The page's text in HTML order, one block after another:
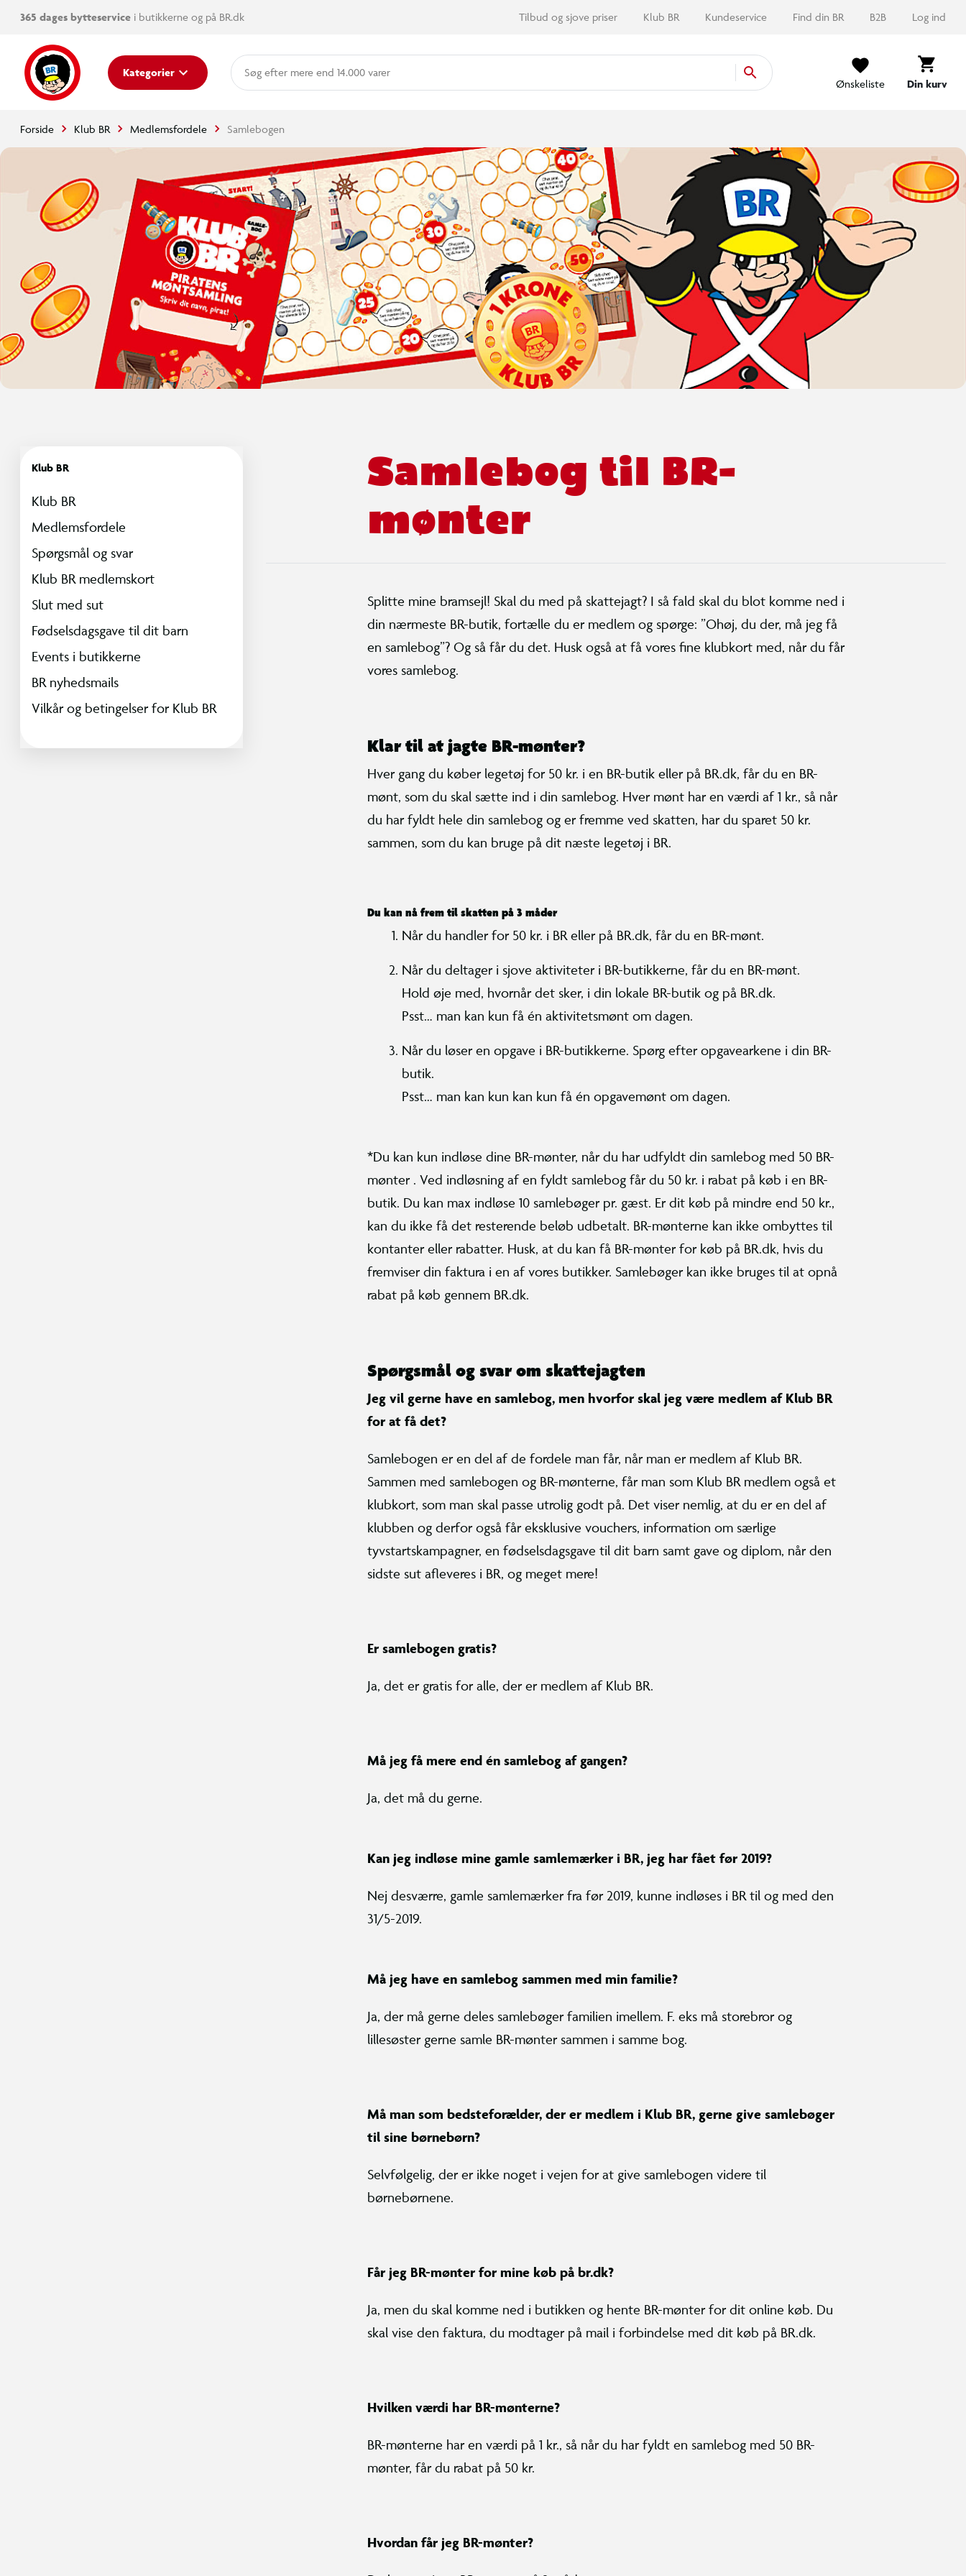
365 dages bytteservice i butikkerne og på BR.dk Tilbud og sjove priser Klub BR Kundeservice Find din BR B2B Log ind
Kategorier
mere end 14.000 varer
Ønskeliste
Din kurv
Forside Klub BR Medlemsfordele Samlebogen
Klub BR
Klub BR
Medlemsfordele
Spørgsmål og svar
Klub BR medlemskort
Slut med sut
Fødselsdagsgave til dit barn
Events i butikkerne
BR nyhedsmails
Vilkår og betingelser for Klub BR
Samlebog til BR-
mønter
Splitte mine bramsejl! Skal du med på skattejagt? I så fald skal du blot komme ned i
din nærmeste BR-butik, fortælle du er medlem og spørge: ”Ohøj, du der, må jeg få
en samlebog”? Og så får du det. Husk også at få vores fine klubkort med, når du får
vores samlebog.
Klar til at jagte BR-mønter?
Hver gang du køber legetøj for 50 kr. i en BR-butik eller på BR.dk, får du en BR-
mønt, som du skal sætte ind i din samlebog. Hver mønt har en værdi af 1 kr., så når
du har fyldt hele din samlebog og er fremme ved skatten, har du sparet 50 kr.
sammen, som du kan bruge på dit næste legetøj i BR.
Du kan nå frem til skatten på 3 måder
Når du handler for 50 kr. i BR eller på BR.dk, får du en BR-mønt.
Når du deltager i sjove aktiviteter i BR-butikkerne, får du en BR-mønt.
Hold øje med, hvornår det sker, i din lokale BR-butik og på BR.dk.
Psst… man kan kun få én aktivitetsmønt om dagen.
Når du løser en opgave i BR-butikkerne. Spørg efter opgavearkene i din BR-
butik.
Psst… man kan kun kan kun få én opgavemønt om dagen.
*Du kan kun indløse dine BR-mønter, når du har udfyldt din samlebog med 50 BR-
mønter . Ved indløsning af en fyldt samlebog får du 50 kr. i rabat på køb i en BR-
butik. Du kan max indløse 10 samlebøger pr. gæst. Er dit køb på mindre end 50 kr.,
kan du ikke få det resterende beløb udbetalt. BR-mønterne kan ikke ombyttes til
kontanter eller rabatter. Husk, at du kan få BR-mønter for køb på BR.dk, hvis du
fremviser din faktura i en af vores butikker. Samlebøger kan ikke bruges til at opnå
rabat på køb gennem BR.dk.
Spørgsmål og svar om skattejagten
Jeg vil gerne have en samlebog, men hvorfor skal jeg være medlem af Klub BR
for at få det?
Samlebogen er en del af de fordele man får, når man er medlem af Klub BR.
Sammen med samlebogen og BR-mønterne, får man som Klub BR medlem også et
klubkort, som man skal passe utrolig godt på. Det viser nemlig, at du er en del af
klubben og derfor også får eksklusive vouchers, information om særlige
tyvstartskampagner, en fødselsdagsgave til dit barn samt gave og diplom, når den
sidste sut afleveres i BR, og meget mere!
Er samlebogen gratis?
Ja, det er gratis for alle, der er medlem af Klub BR.
Må jeg få mere end én samlebog af gangen?
Ja, det må du gerne.
Kan jeg indløse mine gamle samlemærker i BR, jeg har fået før 2019?
Nej desværre, gamle samlemærker fra før 2019, kunne indløses i BR til og med den
31/5-2019.
Må jeg have en samlebog sammen med min familie?
Ja, der må gerne deles samlebøger familien imellem. F. eks må storebror og
lillesøster gerne samle BR-mønter sammen i samme bog.
Må man som bedsteforælder, der er medlem i Klub BR, gerne give samlebøger
til sine børnebørn?
Selvfølgelig, der er ikke noget i vejen for at give samlebogen videre til
børnebørnene.
Får jeg BR-mønter for mine køb på br.dk?
Ja, men du skal komme ned i butikken og hente BR-mønter for dit online køb. Du
skal vise den faktura, du modtager på mail i forbindelse med dit køb på BR.dk.
Hvilken værdi har BR-mønterne?
BR-mønterne har en værdi på 1 kr., så når du har fyldt en samlebog med 50 BR-
mønter, får du rabat på 50 kr.
Hvordan får jeg BR-mønter?